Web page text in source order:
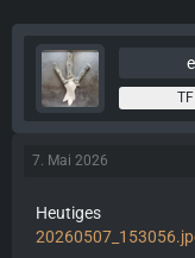
7. Mai 2026
Heutiges